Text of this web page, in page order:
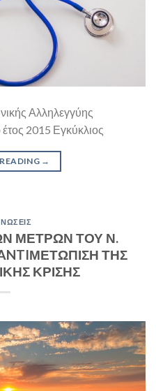
Αλληλεγγύης
έτος 2015 Εγκύκλιος
→
ΜΕΤΡΩΝ ΤΟΥ Ν.
ΤΗΣ
ΚΡΙΣΗΣ